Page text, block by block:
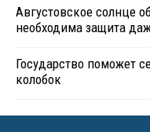
Августовское солнце
необходима защита
Государство поможет
колобок